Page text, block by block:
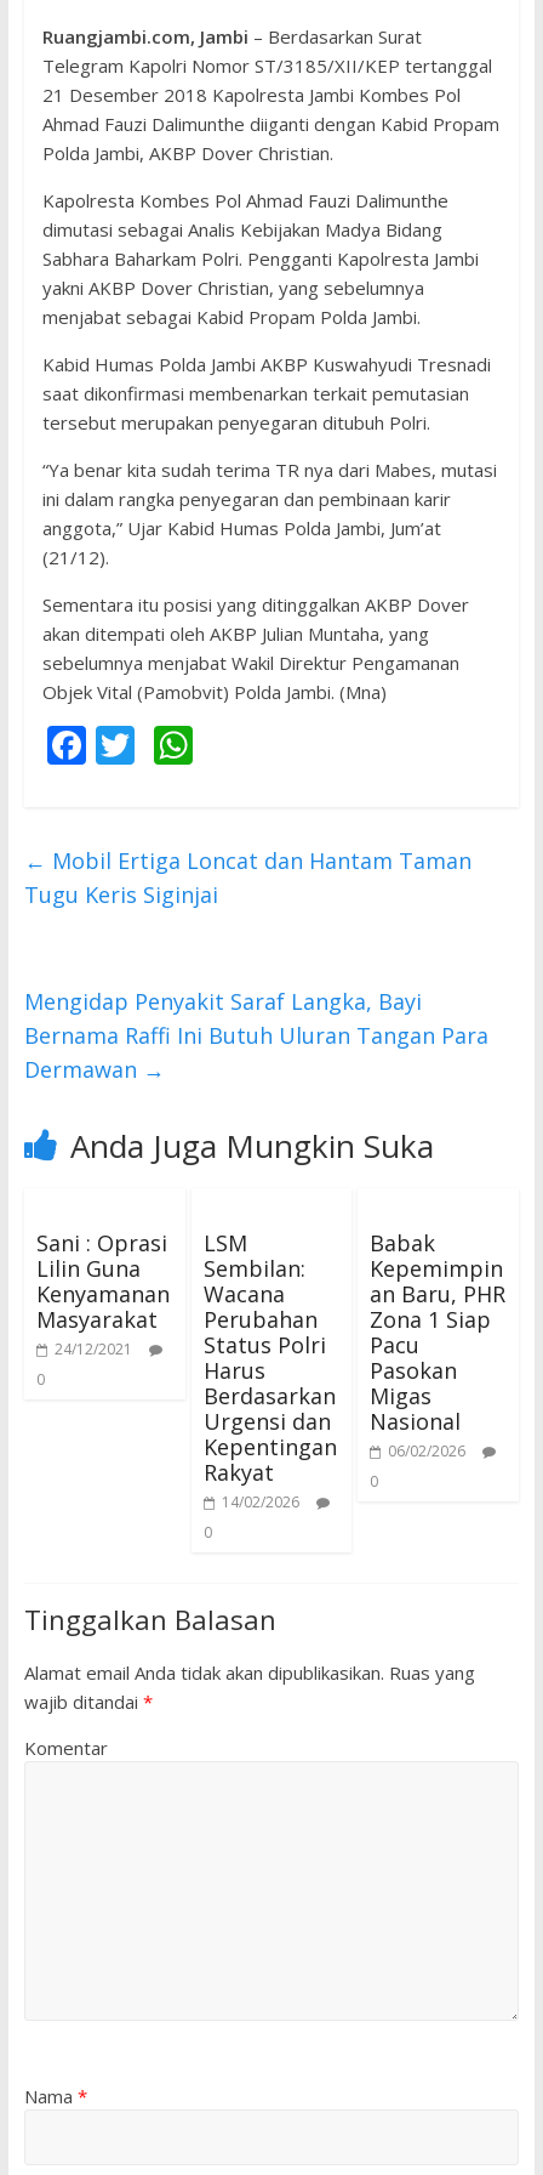
Ruangjambi.com, Jambi – Berdasarkan Surat
Telegram Kapolri Nomor ST/3185/XII/KEP tertanggal
21 Desember 2018 Kapolresta Jambi Kombes Pol
Ahmad Fauzi Dalimunthe diiganti dengan Kabid Propam
Polda Jambi, AKBP Dover Christian.
Kapolresta Kombes Pol Ahmad Fauzi Dalimunthe
dimutasi sebagai Analis Kebijakan Madya Bidang
Sabhara Baharkam Polri. Pengganti Kapolresta Jambi
yakni AKBP Dover Christian, yang sebelumnya
menjabat sebagai Kabid Propam Polda Jambi.
Kabid Humas Polda Jambi AKBP Kuswahyudi Tresnadi
saat dikonfirmasi membenarkan terkait pemutasian
tersebut merupakan penyegaran ditubuh Polri.
“Ya benar kita sudah terima TR nya dari Mabes, mutasi
ini dalam rangka penyegaran dan pembinaan karir
anggota,” Ujar Kabid Humas Polda Jambi, Jum’at
(21/12).
Sementara itu posisi yang ditinggalkan AKBP Dover
akan ditempati oleh AKBP Julian Muntaha, yang
sebelumnya menjabat Wakil Direktur Pengamanan
Objek Vital (Pamobvit) Polda Jambi. (Mna)
F
b
o
T
er
W
s
A
← Mobil Ertiga Loncat dan Hantam Taman
Tugu Keris Siginjai
Mengidap Penyakit Saraf Langka, Bayi
Bernama Raffi Ini Butuh Uluran Tangan Para
Dermawan →
Anda Juga Mungkin Suka
Sani : Oprasi
Lilin Guna
Kenyamanan
Masyarakat
24/12/2021
0
LSM
Sembilan:
Wacana
Perubahan
Status Polri
Harus
Berdasarkan
Urgensi dan
Kepentingan
Rakyat
14/02/2026
0
Babak
Kepemimpin
an Baru, PHR
Zona 1 Siap
Pacu
Pasokan
Migas
Nasional
06/02/2026
0
Tinggalkan Balasan
Alamat email Anda tidak akan dipublikasikan. Ruas yang
wajib ditandai *
Komentar
Nama *